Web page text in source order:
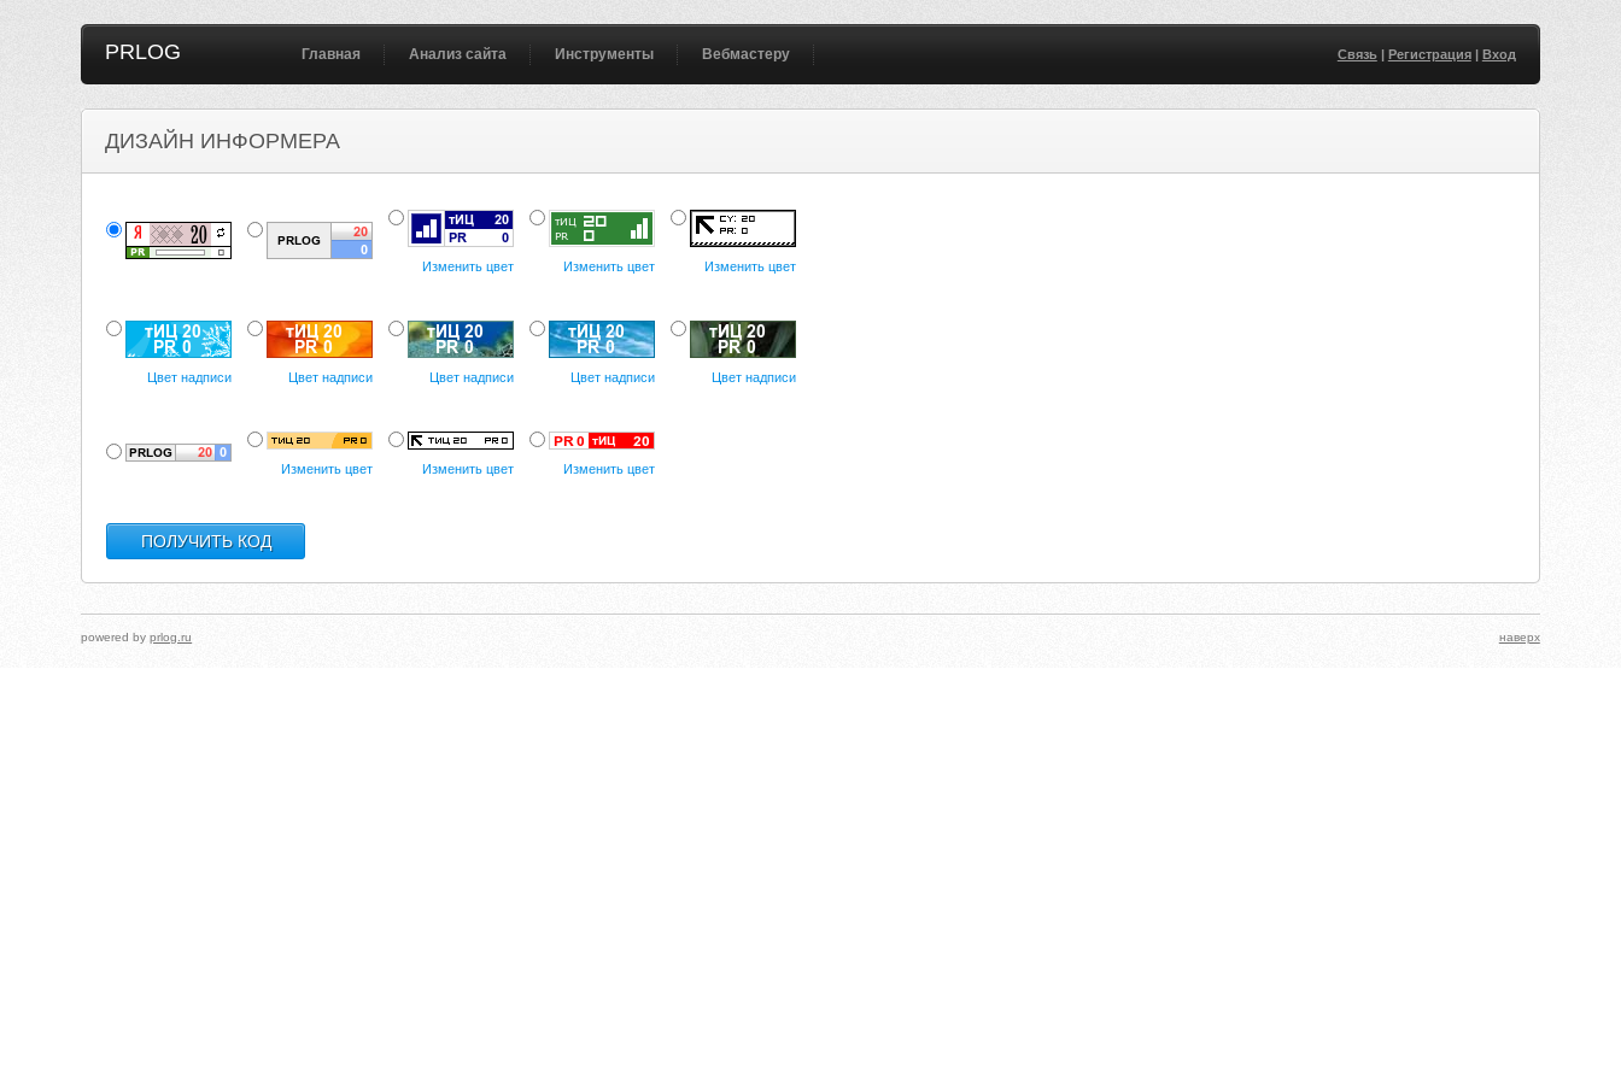
PRLOG Главная Анализ сайта Инструменты Вебмастеру Связь| Регистрация| Вход
ДИЗАЙН ИНФОРМЕРА
Изменить цвет Изменить цвет Изменить цвет
Цвет надписи Цвет надписи Цвет надписи Цвет надписи Цвет надписи
Изменить цвет Изменить цвет Изменить цвет
powered byprlog.ru наверх